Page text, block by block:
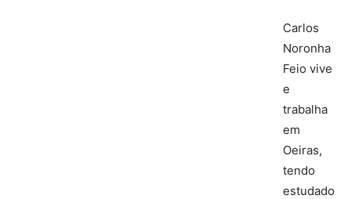
Carlos
Noronha
Feio vive
e
trabalha
em
Oeiras,
tendo
estudado